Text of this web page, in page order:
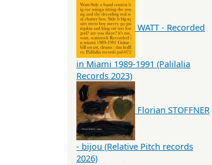
WATT - Recorded
in Miami 1989-1991 (Palilalia
Records 2023)
Florian STOFFNER
- bijou (Relative Pitch records
2026)